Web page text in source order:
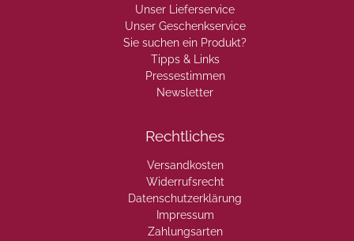
Unser Lieferservice
Unser Geschenkservice
Sie suchen ein Produkt?
Tipps & Links
Pressestimmen
Newsletter
Rechtliches
Versandkosten
Widerrufsrecht
Datenschutzerklärung
Impressum
Zahlungsarten